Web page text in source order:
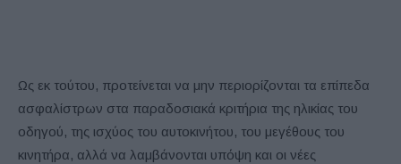
Ως εκ τούτου, προτείνεται να μην περιορίζονται τα επίπεδα
ασφαλίστρων στα παραδοσιακά κριτήρια της ηλικίας του
οδηγού, της ισχύος του αυτοκινήτου, του μεγέθους του
κινητήρα, αλλά να λαμβάνονται υπόψη και οι νέες